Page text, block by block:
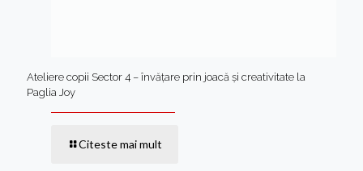
Ateliere copii Sector 4 – învățare prin joacă și creativitate la
Paglia Joy
Citeste mai mult